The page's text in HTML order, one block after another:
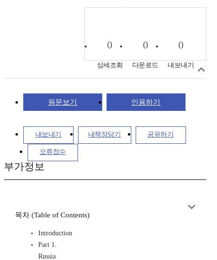
0
상세조회
0
다운로드
0
내보내기
원문보기 인용하기
내보내기 내책장담기 공유하기
오류접수
부가정보
목차 (Table of Contents)
Introduction
Part 1.
Russia